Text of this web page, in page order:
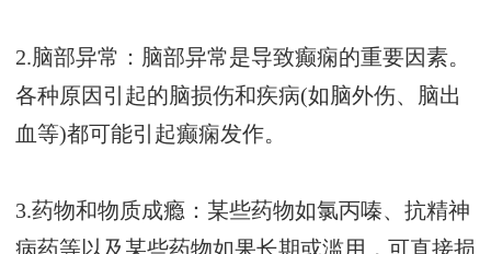
2.脑部异常：脑部异常是导致癫痫的重要因素。
各种原因引起的脑损伤和疾病(如脑外伤、脑出
血等)都可能引起癫痫发作。
3.药物和物质成瘾：某些药物如氯丙嗪、抗精神
病药等以及某些药物如果长期或滥用，可直接损